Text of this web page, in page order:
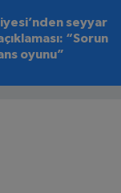
seyyar
açıklaması: “Sorun
oyunu”